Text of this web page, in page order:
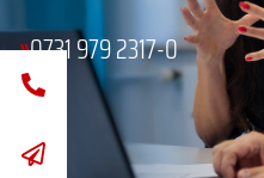
»0731 979 2317-0